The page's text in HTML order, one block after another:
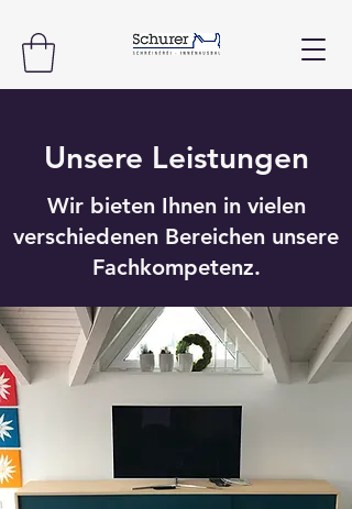
Unsere Leistungen
Wir bieten Ihnen in vielen
verschiedenen Bereichen unsere
Fachkompetenz.